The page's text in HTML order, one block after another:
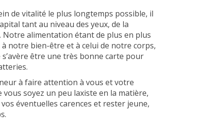
de vitalité le plus longtemps possible, il
tant au niveau des yeux, de la
Notre alimentation étant de plus en plus
notre bien-être et à celui de notre corps,
être une très bonne carte pour
à faire attention à vous et votre
soyez un peu laxiste en la matière,
éventuelles carences et rester jeune,